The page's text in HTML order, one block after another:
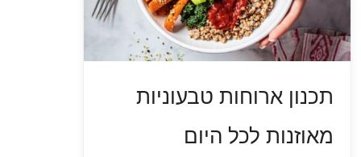
תכנון ארוחות טבעוניות
מאוזנות לכל היום